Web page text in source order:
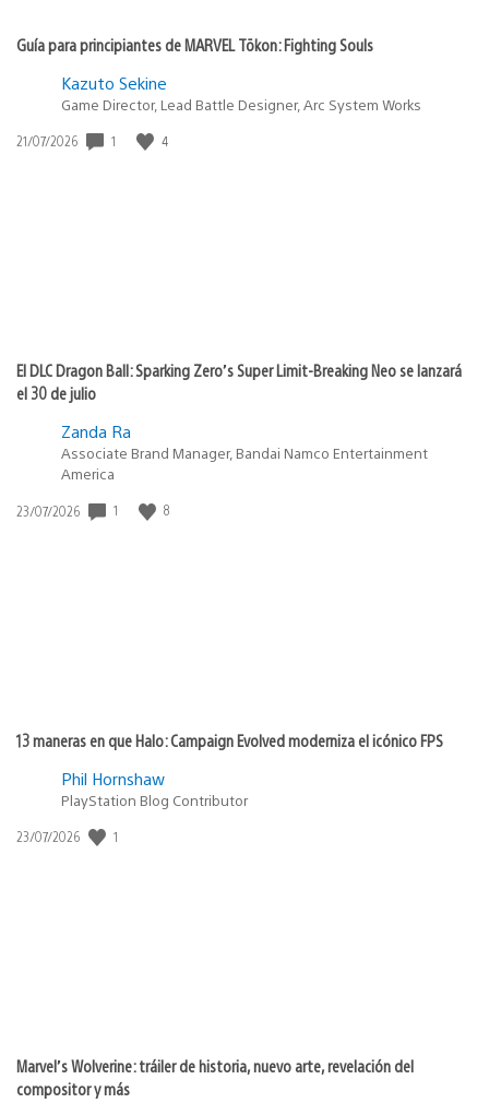
Guía para principiantes de MARVEL Tōkon: Fighting Souls
Kazuto Sekine
Game Director, Lead Battle Designer, Arc System Works
Fecha
21/07/2026 1 4
El DLC Dragon Ball: Sparking Zero’s Super Limit-Breaking Neo se lanzará
el 30 de julio
Zanda Ra
Associate Brand Manager, Bandai Namco Entertainment
America
Fecha
23/07/2026 1 8
13 maneras en que Halo: Campaign Evolved moderniza el icónico FPS
Phil Hornshaw
PlayStation Blog Contributor
Fecha
23/07/2026 1
Marvel’s Wolverine: tráiler de historia, nuevo arte, revelación del
compositor y más